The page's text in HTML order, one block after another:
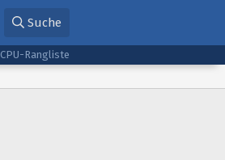
Suche
CPU-Rangliste